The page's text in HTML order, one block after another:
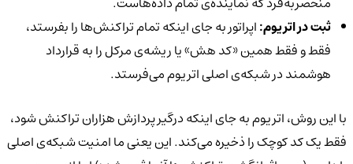
ثبت در اتریوم:اپراتور به جای اینکه تمام تراکنش‌ها را بفرستد،
فقط و فقط همین «کد هش» یا ریشه‌ی مرکل را به قرارداد
هوشمند در شبکه‌ی اصلی اتریوم می‌فرستد.
با این روش، اتریوم به جای اینکه درگیر پردازش هزاران تراکنش شود،
فقط یک کد کوچک را ذخیره می‌کند. این یعنی ما امنیت شبکه‌ی اصلی